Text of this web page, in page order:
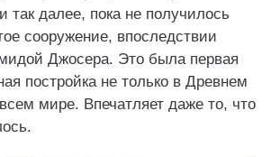
так далее, пока не получилось
сооружение, впоследствии
Джосера. Это была первая
постройка не только в Древнем
мире. Впечатляет даже то, что